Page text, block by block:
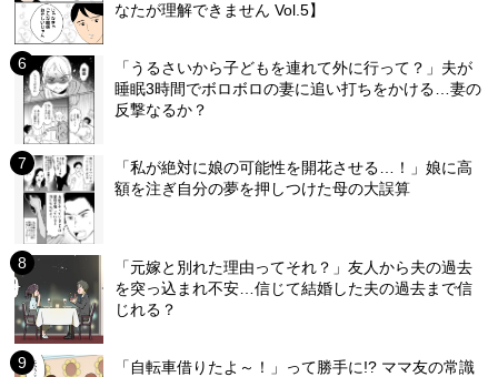
なたが理解できません Vol.5】
「うるさいから子どもを連れて外に行って？」夫が
睡眠3時間でボロボロの妻に追い打ちをかける…妻の
反撃なるか？
「私が絶対に娘の可能性を開花させる…！」娘に高
額を注ぎ自分の夢を押しつけた母の大誤算
「元嫁と別れた理由ってそれ？」友人から夫の過去
を突っ込まれ不安…信じて結婚した夫の過去まで信
じれる？
「自転車借りたよ～！」って勝手に!? ママ友の常識